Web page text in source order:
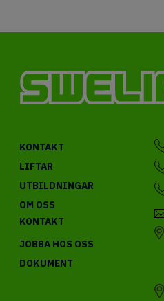
KONTAKT
LIFTAR
UTBILDNINGAR
OM OSS
KONTAKT
JOBBA HOS OSS
DOKUMENT